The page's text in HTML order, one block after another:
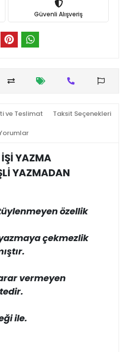
Güvenli Alışveriş
ve Teslimat Taksit Seçenekleri
İŞİ YAZMA
YAZMADAN
özellik
çekmezlik
vermeyen
ile.